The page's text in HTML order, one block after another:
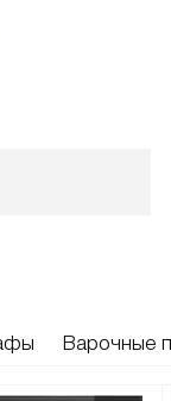
Варочные